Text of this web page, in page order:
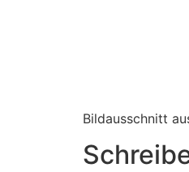
Bildausschnitt